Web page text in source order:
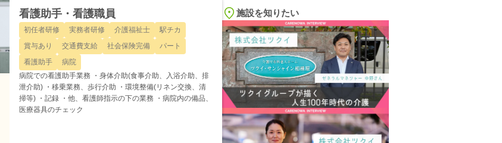
看護助手・看護職員
初任者研修 実務者研修 介護福祉士
駅チカ
賞与あり
交通費支給 社会保険完備
パート
看護助手
病院
病院での看護助手業務 ・身体介助(食事介助、入浴介助、排
泄介助) ・移乗業務、歩行介助 ・環境整備(リネン交換、清
掃等) ・記録 ・他、看護師指示の下の業務 ・病院内の備品、
医療器具のチェック
施設を知りたい